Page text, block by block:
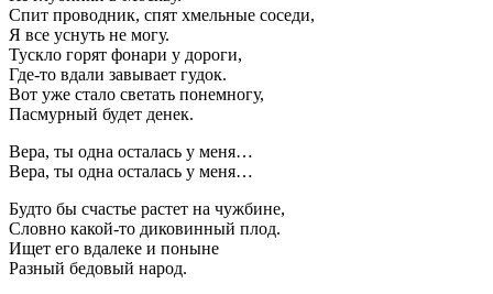
Спит проводник, спят хмельные соседи,
Я все уснуть не могу.
Тускло горят фонари у дороги,
Где-то вдали завывает гудок.
Вот уже стало светать понемногу,
Пасмурный будет денек.
Вера, ты одна осталась у меня…
Вера, ты одна осталась у меня…
Будто бы счастье растет на чужбине,
Словно какой-то диковинный плод.
Ищет его вдалеке и поныне
Разный бедовый народ.